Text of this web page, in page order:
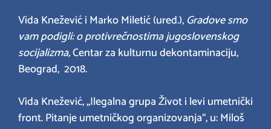
Vida Knežević i Marko Miletić (ured.), Gradove smo
vam podigli: o protivrečnostima jugoslovenskog
socijalizma,Centar za kulturnu dekontaminaciju,
Beograd, 2018.
Vida Knežević, „Ilegalna grupa Život i levi umetnički
front. Pitanje umetničkog organizovanja“, u: Miloš